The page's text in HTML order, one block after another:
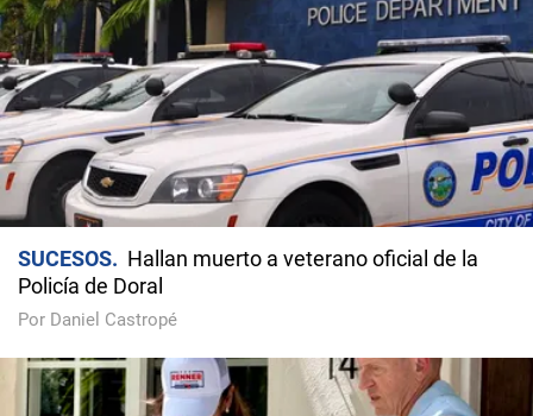
SUCESOS
Hallan muerto a veterano oficial de la
Policía de Doral
Por Daniel Castropé